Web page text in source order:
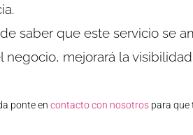
saber que este servicio se
mejorará la
ponte en contacto con nosotros para que